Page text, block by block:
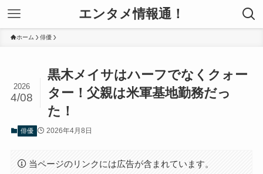
エンタメ情報通！
ホーム 俳優
黒木メイサはハーフでなくクォー
ター！父親は米軍基地勤務だっ
た！
2026
4/08
俳優 2026年4月8日
当ページのリンクには広告が含まれています。